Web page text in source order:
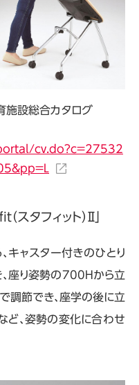
施設総合カタログ
cv.do?c=27532
スタフィット）Ⅱ」
キャスター付きのひとり
座り姿勢の700Hから立
調節でき、座学の後に立
ど、姿勢の変化に合わせ